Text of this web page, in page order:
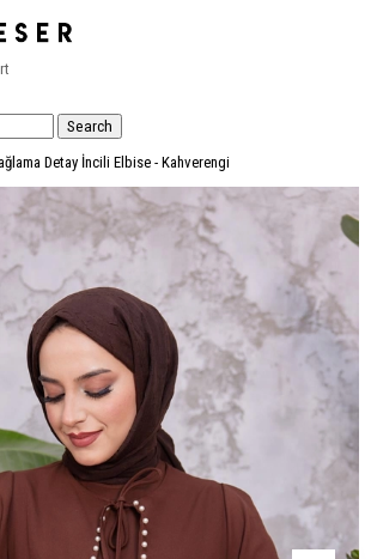
Detay İncili Elbise - Kahverengi